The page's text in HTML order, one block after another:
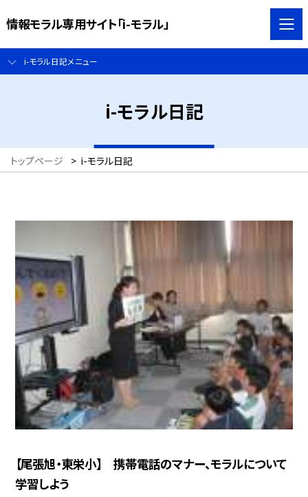
情報モラル専用サイト「i-モラル」
i-モラル日記メニュー
i-モラル日記
トップページ > i-モラル日記
【尾張旭・東栄小】 携帯電話のマナー、モラルについて
学習しよう